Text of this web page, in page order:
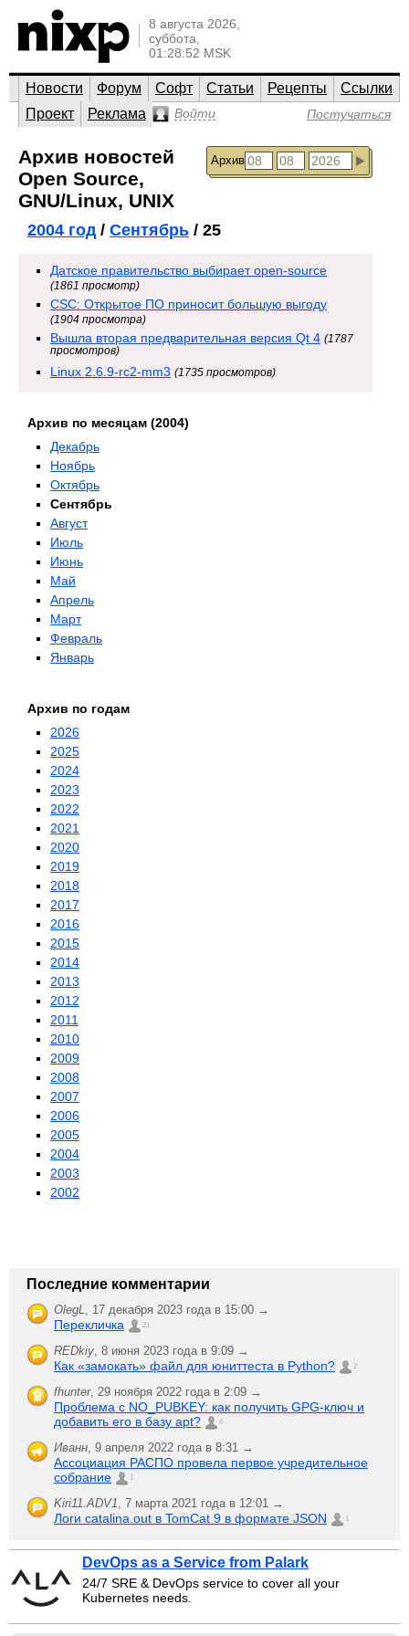
8 августа 2026,
суббота,
01:28:52 MSK
Новости Форум Софт Статьи Рецепты
Ссылки
Проект
Реклама Войти Постучаться
Архив
Архив новостей
Open Source,
GNU/Linux, UNIX
2004 год/ Сентябрь / 25
Датское правительство выбирает open-source
(1861 просмотр)
CSC: Открытое ПО приносит большую выгоду
(1904 просмотра)
Вышла вторая предварительная версия Qt 4 (1787
просмотров)
Linux 2.6.9-rc2-mm3 (1735 просмотров)
Архив по месяцам (2004)
Декабрь
Ноябрь
Октябрь
Сентябрь
Август
Июль
Июнь
Май
Апрель
Март
Февраль
Январь
Архив по годам
2026
2025
2024
2023
2022
2021
2020
2019
2018
2017
2016
2015
2014
2013
2012
2011
2010
2009
2008
2007
2006
2005
2004
2003
2002
Последние комментарии
OlegL, 17 декабря 2023 года в 15:00 →
Перекличка 21
REDkiy, 8 июня 2023 года в 9:09 →
Как «замокать» файл для юниттеста в Python? 2
fhunter, 29 ноября 2022 года в 2:09 →
Проблема с NO_PUBKEY: как получить GPG-ключ и
добавить его в базу apt?
6
Иванн, 9 апреля 2022 года в 8:31 →
Ассоциация РАСПО провела первое учредительное
собрание
1
Kiri11.ADV1, 7 марта 2021 года в 12:01 →
Логи catalina.out в TomCat 9 в формате JSON 1
DevOps as a Service from Palark
24/7 SRE & DevOps service to cover all your
Kubernetes needs.